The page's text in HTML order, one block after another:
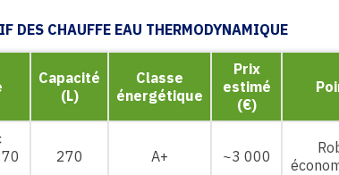
DES CHAUFFE EAU THERMODYNAMIQUE
Capacité
(L)
Classe
énergétique
Prix
estimé
(€)
270 A+ ~3 000